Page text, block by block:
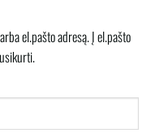
el.pašto adresą. Į el.pašto